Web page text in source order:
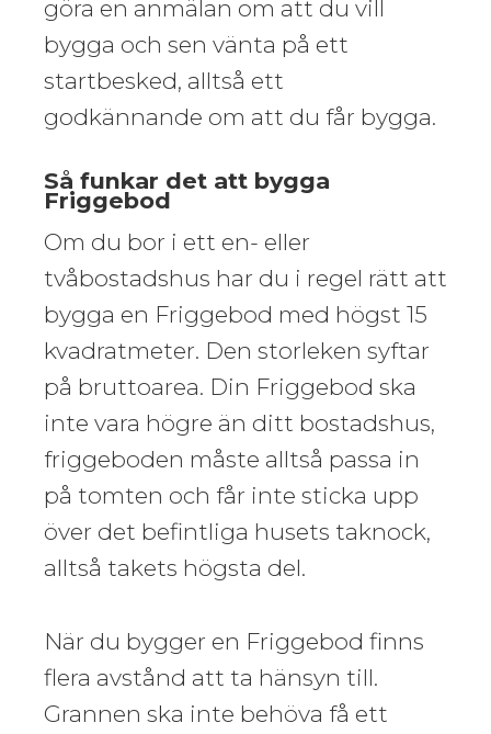
göra en anmälan om att du vill
bygga och sen vänta på ett
startbesked, alltså ett
godkännande om att du får bygga.
Så funkar det att bygga
Friggebod
Om du bor i ett en- eller
tvåbostadshus har du i regel rätt att
bygga en Friggebod med högst 15
kvadratmeter. Den storleken syftar
på bruttoarea. Din Friggebod ska
inte vara högre än ditt bostadshus,
friggeboden måste alltså passa in
på tomten och får inte sticka upp
över det befintliga husets taknock,
alltså takets högsta del.
När du bygger en Friggebod finns
flera avstånd att ta hänsyn till.
Grannen ska inte behöva få ett